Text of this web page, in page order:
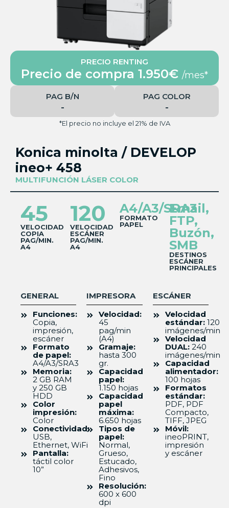
Konica minolta / DEVELOP
ineo+ 458
MULTIFUNCIÓN LÁSER COLOR
45
VELOCIDAD
COPIA
PAG/MIN.
A4
120
VELOCIDAD
ESCÁNER
PAG/MIN.
A4
A4/A3/SRA3
FORMATO
PAPEL
Email,
FTP,
Buzón,
SMB
DESTINOS
ESCÁNER
PRINCIPALES
GENERAL
Funciones:
Copia,
impresión,
escáner
Formato
de papel:
A4/A3/SRA3
Memoria:
2 GB RAM
y 250 GB
HDD
Color
impresión:
Color
Conectividad:
USB,
Ethernet, WiFi
Pantalla:
táctil color
10”
IMPRESORA
Velocidad:
45
pag/min
(A4)
Gramaje:
hasta 300
gr.
Capacidad
papel:
1.150 hojas
Capacidad
papel
máxima:
6.650 hojas
Tipos de
papel:
Normal,
Grueso,
Estucado,
Adhesivos,
Fino
Resolución:
600 x 600
dpi
ESCÁNER
Velocidad
estándar:120
imágenes/min
Velocidad
DUAL:240
imágenes/min
Capacidad
alimentador:
100 hojas
Formatos
estándar:
PDF, PDF
Compacto,
TIFF, JPEG
Móvil:
ineoPRINT,
impresión
y escáner
PRECIO RENTING
Precio de compra 1.950€ /mes*
PAG B/N
-
PAG COLOR
-
*El precio no incluye el 21% de IVA